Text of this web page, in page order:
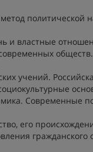
политической
и властные
учений.
Современные
его
гражданского